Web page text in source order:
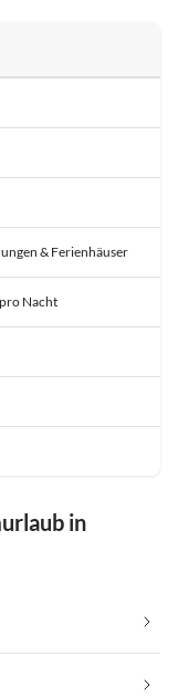
& Ferienhäuser
Nacht
in